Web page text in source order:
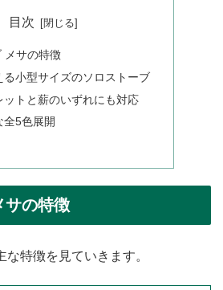
目次
メサの特徴
る小型サイズのソロストーブ
ットと薪のいずれにも対応
全5色展開
サの特徴
特徴を見ていきます。